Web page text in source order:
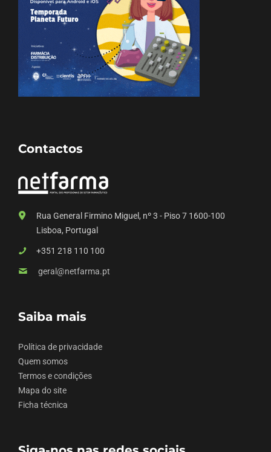
Contactos
Rua General Firmino Miguel, nº 3 - Piso 7 1600-100
Lisboa, Portugal
+351 218 110 100
geral@netfarma.pt
Saiba mais
Política de privacidade
Quem somos
Termos e condições
Mapa do site
Ficha técnica